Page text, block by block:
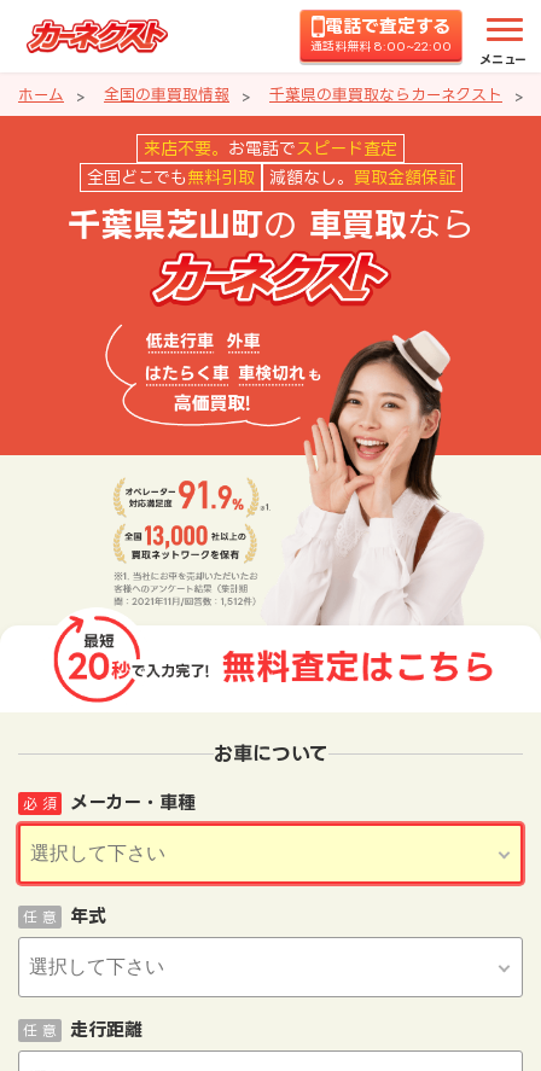
電話で査定する
通話料無料 8:00~22:00
メニュー
ホーム 全国の車買取情報 千葉県の車買取ならカーネクスト
千葉県芝山町の車買取ならカー
来店不要。 お電話で スピード査定
全国どこでも 無料引取 減額なし。 買取金額保証
千葉県芝山町の 車買取なら
お車について
メーカー・車種
必 須
年式
任 意
走行距離
任 意